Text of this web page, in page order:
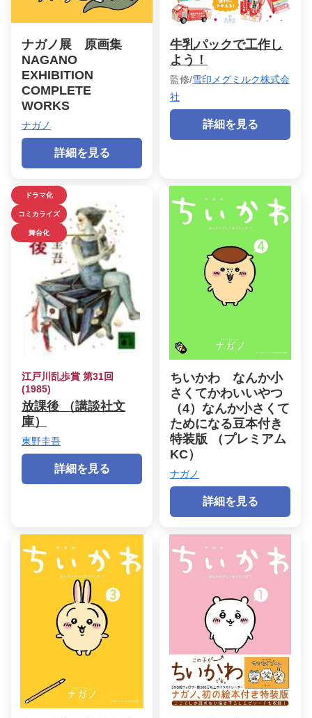
ナガノ展 原画集
NAGANO
EXHIBITION
COMPLETE
WORKS
ナガノ
詳細を見る
牛乳パックで工作し
よう！
監修/雪印メグミルク株式会
社
詳細を見る
ドラマ化
コミカライズ
舞台化
江戸川乱歩賞 第31回
(1985)
放課後 （講談社文
庫）
東野圭吾
詳細を見る
ちいかわ なんか小
さくてかわいいやつ
（4）なんか小さくて
ためになる豆本付き
特装版 （プレミアム
KC）
ナガノ
詳細を見る